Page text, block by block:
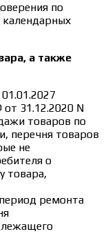
по
календарных
а также
31.12.2020 N
товаров по
перечня товаров
не
о
товара,
ремонта